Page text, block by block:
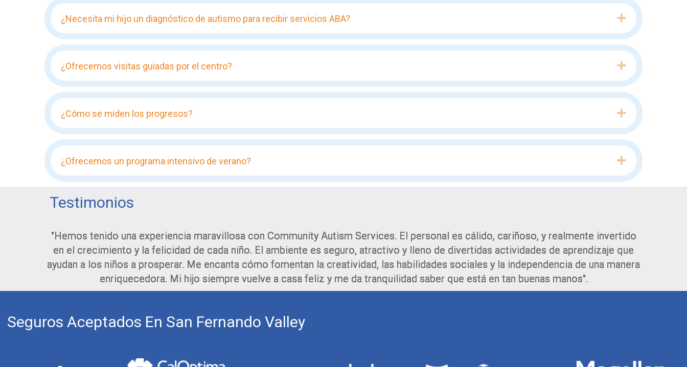
¿Necesita mi hijo un diagnóstico de autismo para recibir servicios ABA? Expand
¿Ofrecemos visitas guiadas por el centro? Expand
¿Cómo se miden los progresos? Expand
¿Ofrecemos un programa intensivo de verano? Expand
Testimonios
"Hemos tenido una experiencia maravillosa con Community Autism Services. El personal es cálido, cariñoso, y realmente invertido
en el crecimiento y la felicidad de cada niño. El ambiente es seguro, atractivo y lleno de divertidas actividades de aprendizaje que
ayudan a los niños a prosperar. Me encanta cómo fomentan la creatividad, las habilidades sociales y la independencia de una manera
enriquecedora. Mi hijo siempre vuelve a casa feliz y me da tranquilidad saber que está en tan buenas manos".
Seguros Aceptados En San Fernando Valley